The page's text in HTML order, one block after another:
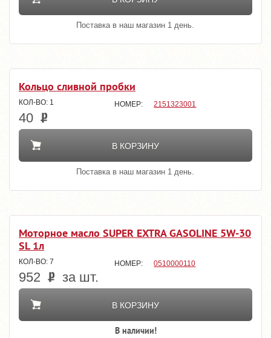
Поставка в наш магазин 1 день.
Кольцо сливной пробки
1 2151323001
40
В КОРЗИНУ
Поставка в наш магазин 1 день.
Моторное масло SUPER EXTRA GASOLINE 5W-30
SL 1л
7 0510000110
952 за шт.
В КОРЗИНУ
В наличии!